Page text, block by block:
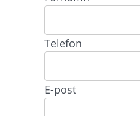
Telefon
E-post